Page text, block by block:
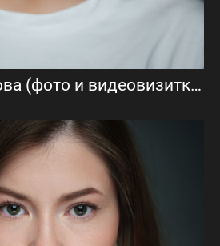
Наталья Чуканова (фото и видеовизитка)